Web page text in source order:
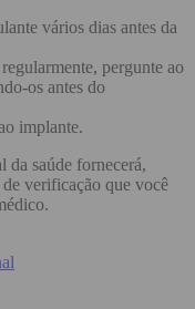
vários dias antes da
pergunte ao
os antes do
implante.
da saúde fornecerá,
verificação que você